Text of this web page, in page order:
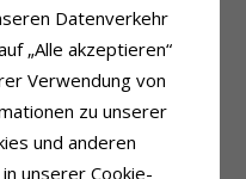
0,052
15,8 mm
5,0 mm
3,0 mm
Datenverkehr
„Alle akzeptieren“
Verwendung von
zu unserer
und anderen
unserer Cookie-